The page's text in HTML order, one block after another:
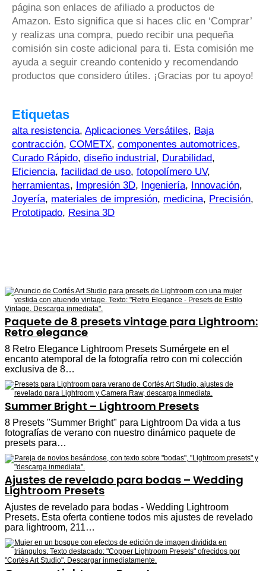
página son enlaces de afiliado a productos de
Amazon. Esto significa que si haces clic en ‘Comprar’
y realizas una compra, puedo recibir una pequeña
comisión sin coste adicional para ti. Esta comisión me
ayuda a seguir creando contenido y recomendando
productos que considero útiles. ¡Gracias por tu apoyo!
Etiquetas
alta resistencia, Aplicaciones Versátiles, Baja
contracción, COMETX, componentes automotrices,
Curado Rápido, diseño industrial, Durabilidad,
Eficiencia, facilidad de uso, fotopolímero UV,
herramientas, Impresión 3D, Ingeniería, Innovación,
Joyería, materiales de impresión, medicina, Precisión,
Prototipado, Resina 3D
Paquete de 8 presets vintage para Lightroom:
Retro elegance
8 Retro Elegance Lightroom Presets Sumérgete en el
encanto atemporal de la fotografía retro con mi colección
exclusiva de 8…
Summer Bright – Lightroom Presets
8 Presets "Summer Bright" para Lightroom Da vida a tus
fotografías de verano con nuestro dinámico paquete de
presets para…
Ajustes de revelado para bodas – Wedding
Lightroom Presets
Ajustes de revelado para bodas - Wedding Lightroom
Presets. Esta oferta contiene todos mis ajustes de revelado
para lightroom, 211…